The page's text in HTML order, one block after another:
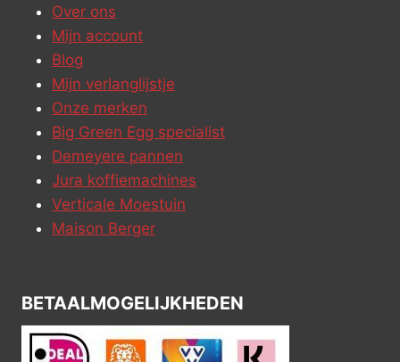
Over ons
Mijn account
Blog
Mijn verlanglijstje
Onze merken
Big Green Egg specialist
Demeyere pannen
Jura koffiemachines
Verticale Moestuin
Maison Berger
BETAALMOGELIJKHEDEN